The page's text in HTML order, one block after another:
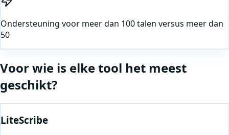
Ondersteuning voor meer dan 100 talen versus meer dan
50
Voor wie is elke tool het meest
geschikt?
LiteScribe